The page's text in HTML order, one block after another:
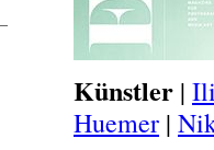
Künstler |
Huemer |